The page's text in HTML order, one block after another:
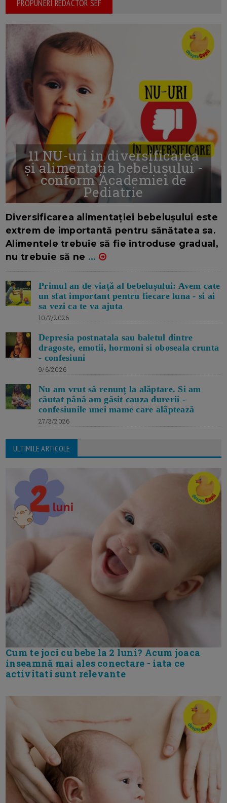
PROPUNERI REDACTOR SEF
11 NU-uri in diversificarea
și alimentația bebelușului -
conform Academiei de
Pediatrie
Diversificarea alimentației bebelușului este
extrem de importantă pentru sănătatea sa.
Alimentele trebuie să fie introduse gradual,
nu trebuie să ne ...
Primul an de viață al bebelușului: Avem cate
un sfat important pentru fiecare luna - si ai
sa vezi ca te va ajuta
10/7/2026
Depresia postnatala sau baletul dintre
dragoste, emotii, hormoni si oboseala crunta
- confesiuni
9/6/2026
Nu am vrut să renunț la alăptare. Si am
căutat până am găsit cauza durerii -
confesiunile unei mame care alăptează
27/3/2026
ULTIMILE ARTICOLE
Cum te joci cu bebe la 2 luni? Acum joaca
inseamnă mai ales conectare - iata ce
activitati sunt relevante